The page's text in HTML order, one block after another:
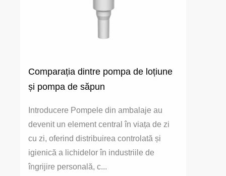
Comparația dintre pompa de loțiune
și pompa de săpun
Introducere Pompele din ambalaje au
devenit un element central în viața de zi
cu zi, oferind distribuirea controlată și
igienică a lichidelor în industriile de
îngrijire personală, c...